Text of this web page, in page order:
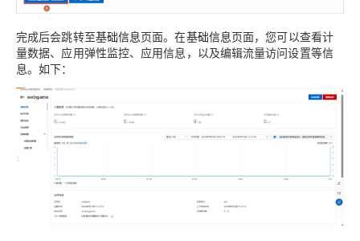
完成后会跳转至基础信息页面。在基础信息页面，您可以查看计
量数据、应用弹性监控、应用信息，以及编辑流量访问设置等信
息。如下：